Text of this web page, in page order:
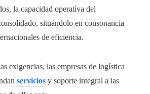
la capacidad operativa del
situándolo en consonancia
de eficiencia.
exigencias, las empresas de logística
servicios y soporte integral a las